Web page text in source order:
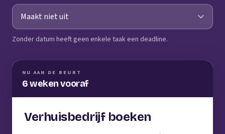
Zonder datum heeft geen enkele taak een deadline.
NU AAN DE BEURT
6 weken vooraf
Verhuisbedrijf boeken